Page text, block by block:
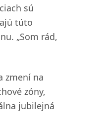
sú
túto
„Som rád,
zmení na
zóny,
jubilejná